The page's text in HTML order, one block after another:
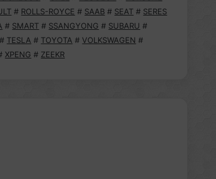
# ROLLS-ROYCE # SAAB # SEAT # SERES
# SMART # SSANGYONG # SUBARU #
# TESLA # TOYOTA # VOLKSWAGEN #
XPENG # ZEEKR